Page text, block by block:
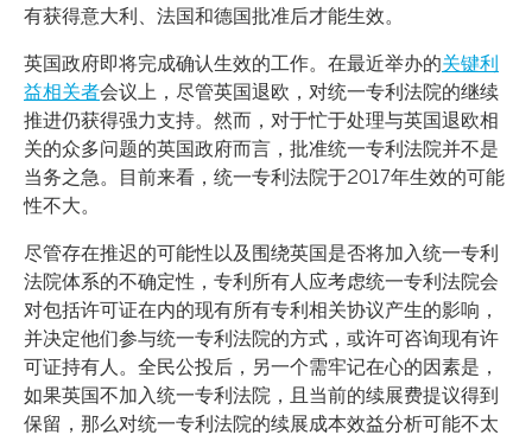
有获得意大利、法国和德国批准后才能生效。
英国政府即将完成确认生效的工作。在最近举办的 关键利
益相关者会议上，尽管英国退欧，对统一专利法院的继续
推进仍获得强力支持。然而，对于忙于处理与英国退欧相
关的众多问题的英国政府而言，批准统一专利法院并不是
当务之急。目前来看，统一专利法院于2017年生效的可能
性不大。
尽管存在推迟的可能性以及围绕英国是否将加入统一专利
法院体系的不确定性，专利所有人应考虑统一专利法院会
对包括许可证在内的现有所有专利相关协议产生的影响，
并决定他们参与统一专利法院的方式，或许可咨询现有许
可证持有人。全民公投后，另一个需牢记在心的因素是，
如果英国不加入统一专利法院，且当前的续展费提议得到
保留，那么对统一专利法院的续展成本效益分析可能不太